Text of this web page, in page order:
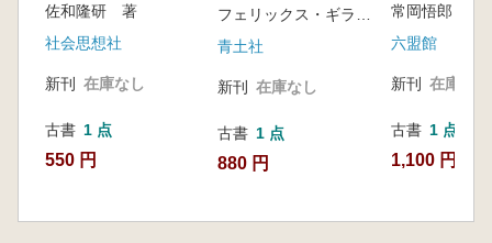
佐和隆研 著
社会思想社
新刊 在庫なし
古書 1 点
550 円
青土社
新刊 在庫なし
古書 1 点
880 円
常岡悟郎 著
六盟館
新刊 在庫なし
古書 1 点
1,100 円